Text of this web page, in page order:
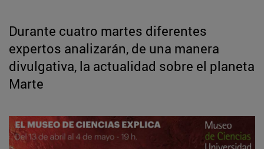
Durante cuatro martes diferentes
expertos analizarán, de una manera
divulgativa, la actualidad sobre el planeta
Marte